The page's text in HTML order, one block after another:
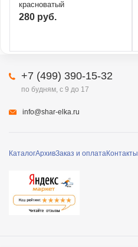
красноватый
280 руб.
КаталогАрхивЗаказ и оплатаКонтакты
+7 (499) 390-15-32
по будням, с 9 до 17
info@shar-elka.ru